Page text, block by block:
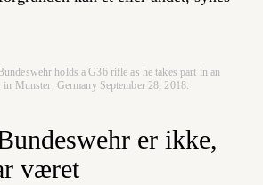
holds a G36 rifle as he takes part in an
in Munster, Germany September 28, 2018.
er ikke,
været